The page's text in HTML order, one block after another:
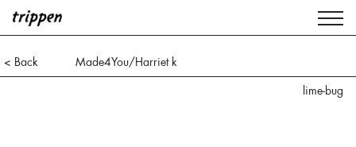
< Back
Made4You/Harriet k
lime-bug